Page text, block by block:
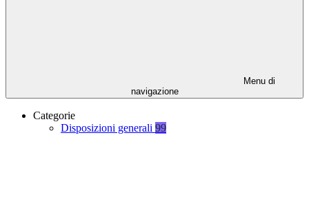
Menu di
navigazione
Categorie
Disposizioni generali 99